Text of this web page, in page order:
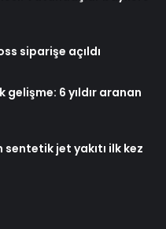
siparişe açıldı
6 yıldır aranan
jet yakıtı ilk kez